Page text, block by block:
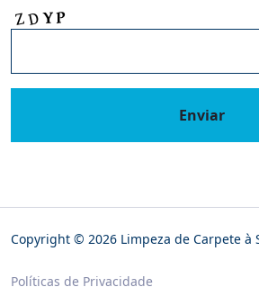
Enviar
Copyright © 2026 Limpeza de Carpete à
Políticas de Privacidade